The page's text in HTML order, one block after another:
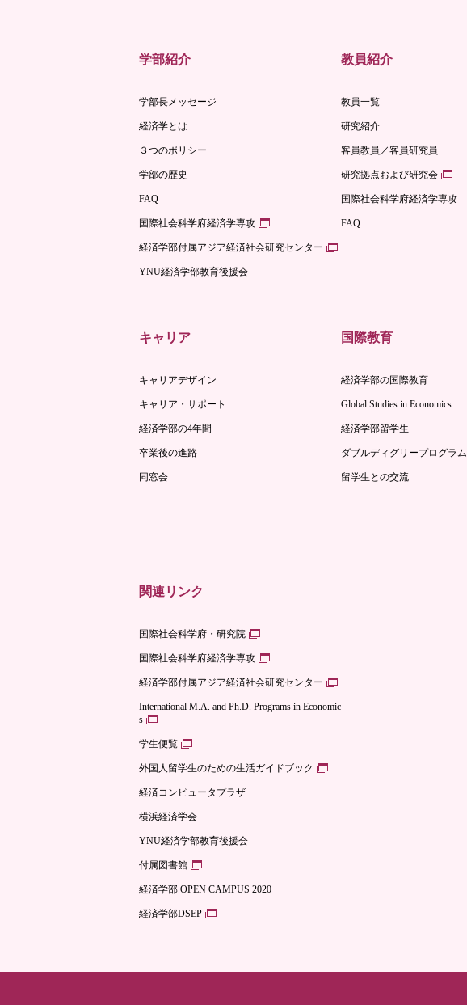
学部紹介
学部長メッセージ
経済学とは
３つのポリシー
学部の歴史
FAQ
国際社会科学府経済学専攻
経済学部付属アジア経済社会研究センター
YNU経済学部教育後援会
教員紹介
教員一覧
研究紹介
客員教員／客員研究員
研究拠点および研究会
国際社会科学府経済学専攻
FAQ
キャリア
キャリアデザイン
キャリア・サポート
経済学部の4年間
卒業後の進路
同窓会
国際教育
経済学部の国際教育
Global Studies in Economics
経済学部留学生
ダブルディグリープログラム
留学生との交流
関連リンク
国際社会科学府・研究院
国際社会科学府経済学専攻
経済学部付属アジア経済社会研究センター
International M.A. and Ph.D. Programs in Economic
s
学生便覧
外国人留学生のための生活ガイドブック
経済コンピュータプラザ
横浜経済学会
YNU経済学部教育後援会
付属図書館
経済学部 OPEN CAMPUS 2020
経済学部DSEP